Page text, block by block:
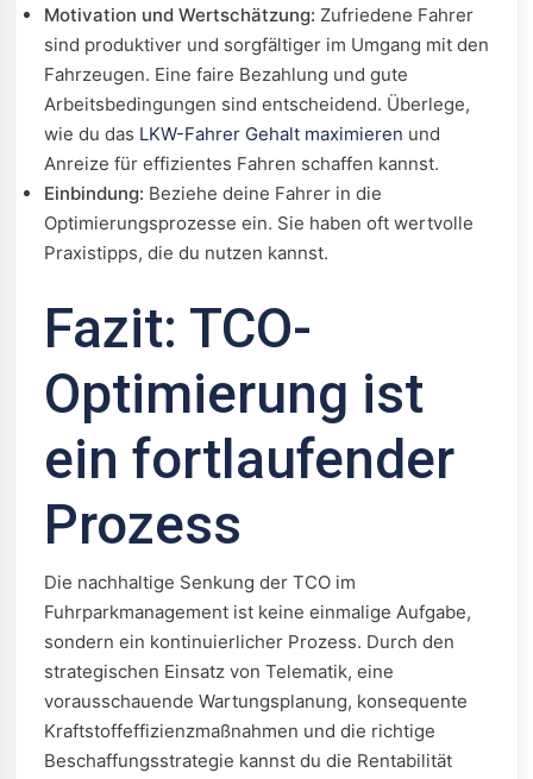
Motivation und Wertschätzung: Zufriedene Fahrer
sind produktiver und sorgfältiger im Umgang mit den
Fahrzeugen. Eine faire Bezahlung und gute
Arbeitsbedingungen sind entscheidend. Überlege,
wie du das LKW-Fahrer Gehalt maximieren und
Anreize für effizientes Fahren schaffen kannst.
Einbindung: Beziehe deine Fahrer in die
Optimierungsprozesse ein. Sie haben oft wertvolle
Praxistipps, die du nutzen kannst.
Fazit: TCO-
Optimierung ist
ein fortlaufender
Prozess
Die nachhaltige Senkung der TCO im
Fuhrparkmanagement ist keine einmalige Aufgabe,
sondern ein kontinuierlicher Prozess. Durch den
strategischen Einsatz von Telematik, eine
vorausschauende Wartungsplanung, konsequente
Kraftstoffeffizienzmaßnahmen und die richtige
Beschaffungsstrategie kannst du die Rentabilität